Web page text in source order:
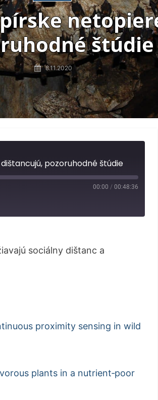
štúdie
8.11.2020
pozoruhodné štúdie
00:00 / 00:48:36
sociálny dištanc a
proximity sensing in wild
plants in a nutrient‐poor